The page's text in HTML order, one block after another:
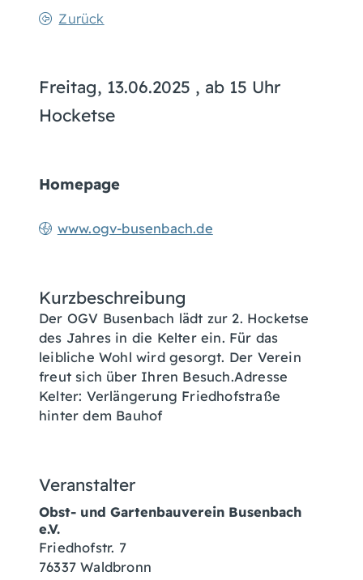
Zurück
Freitag, 13.06.2025 , ab 15 Uhr
Hocketse
Homepage
www.ogv-busenbach.de
Kurzbeschreibung
Der OGV Busenbach lädt zur 2. Hocketse
des Jahres in die Kelter ein. Für das
leibliche Wohl wird gesorgt. Der Verein
freut sich über Ihren Besuch.Adresse
Kelter: Verlängerung Friedhofstraße
hinter dem Bauhof
Veranstalter
Obst- und Gartenbauverein Busenbach
e.V.
Friedhofstr. 7
76337 Waldbronn